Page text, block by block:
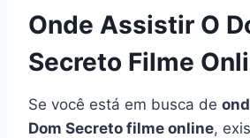
Onde Assistir O
Secreto Filme
Se você está em busca de
Dom Secreto filme online,